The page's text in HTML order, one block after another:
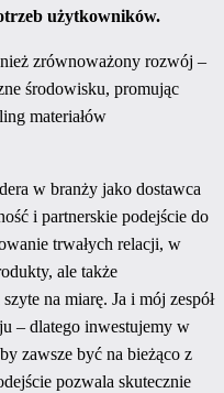
użytkowników.
zrównoważony rozwój –
środowisku, promując
materiałów
w branży jako dostawca
i partnerskie podejście do
trwałych relacji, w
ale także
na miarę. Ja i mój zespół
– dlatego inwestujemy w
zawsze być na bieżąco z
pozwala skutecznie